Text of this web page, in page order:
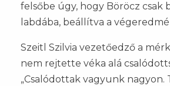
felsőbe úgy, hogy Böröcz csak
labdába, beállítva a
Szeitl Szilvia vezetőedző a
nem rejtette véka alá
„Csalódottak vagyunk nagyon.